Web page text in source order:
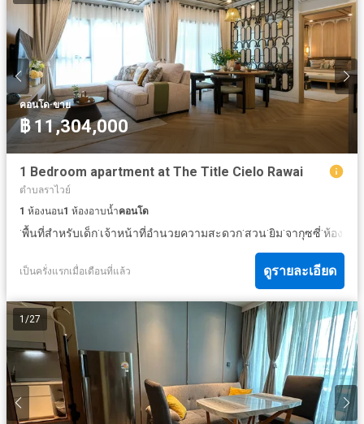
คอนโด·ขาย
฿ 11,304,000
1 Bedroom apartment at The Title Cielo Rawai
ตำบลราไวย์
1 ห้องนอน1 ห้องอาบน้ำคอนโด
·พื้นที่สำหรับเด็ก·เจ้าหน้าที่อำนวยความสะดวก·สวน·ยิม·จากุซซี่·ห้องสมุด
เป็นครั่งแรกเมื่อเดือนที่แล้ว ดูรายละเอียด
1 /27